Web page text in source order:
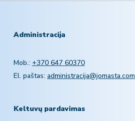
Administracija
Mob.: +370 647 60370
El. paštas: administracija@jomasta.com
Keltuvų pardavimas